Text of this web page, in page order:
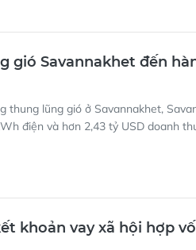
gió Savannakhet đến
thung lũng gió ở Savannakhet,
điện và hơn 2,43 tỷ USD doanh
khoản vay xã hội hợp